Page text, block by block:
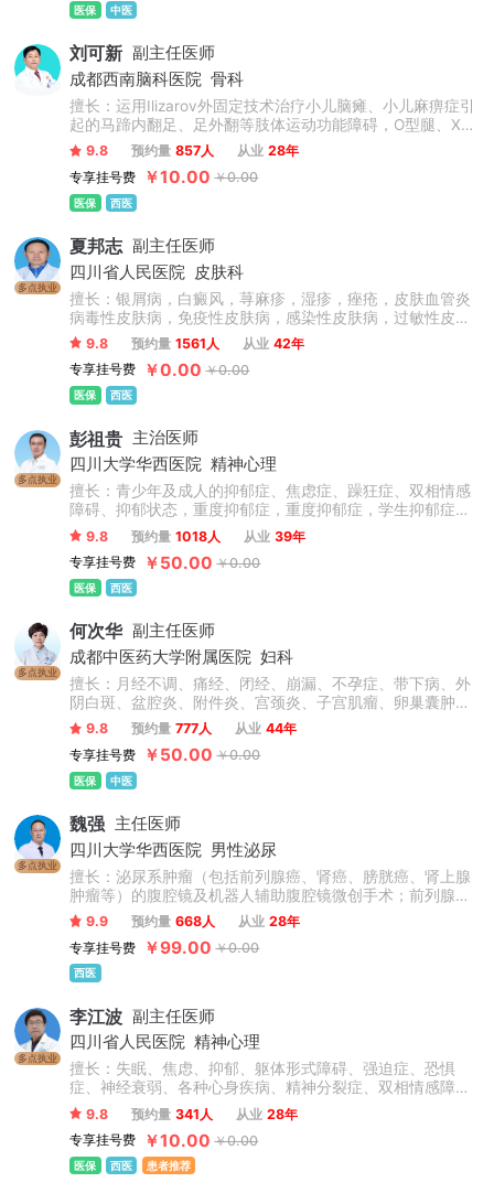
医保 中医
刘可新 副主任医师
成都西南脑科医院 骨科
擅长：运用Ilizarov外固定技术治疗小儿脑瘫、小儿麻痹症引
起的马蹄内翻足、足外翻等肢体运动功能障碍，O型腿、X型
腿、肢体不等长、骨不连接、髋关节脱位以及各类脑血管疾
病引起肢体偏瘫等肢体矫形手术。
9.8 预约量 857人 从业 28年
专享挂号费
￥10.00 ￥0.00
医保 西医
多点执业
夏邦志 副主任医师
四川省人民医院
皮肤科
擅长：银屑病，白癜风，荨麻疹，湿疹，痤疮，皮肤血管炎
病毒性皮肤病，免疫性皮肤病，感染性皮肤病，过敏性皮肤
病，皮肤美容等疾病的诊疗。
9.8 预约量 1561人 从业 42年
专享挂号费
￥0.00 ￥0.00
医保 西医
多点执业
彭祖贵 主治医师
四川大学华西医院 精神心理
擅长：青少年及成人的抑郁症、焦虑症、躁狂症、双相情感
障碍、抑郁状态，重度抑郁症，重度抑郁症，学生抑郁症，
青少年抑郁症，抑郁复发，心理障碍，儿童心理问题，青少
年心理问题，孩子厌学，考试焦虑，叛逆精神分裂症等精神
心理疾病的治疗。尤其擅长对精神分裂症急性期控制、维持
期治疗、康复指导预防复发及青少年心理障碍、创伤性应激
9.8 预约量 1018人 从业 39年
专享挂号费
￥50.00 ￥0.00
医保 西医
多点执业
何次华 副主任医师
成都中医药大学附属医院 妇科
擅长：月经不调、痛经、闭经、崩漏、不孕症、带下病、外
阴白斑、盆腔炎、附件炎、宫颈炎、子宫肌瘤、卵巢囊肿、
抑郁症、更年期综合征、内分泌失调、乳腺增生、面部色
斑、面部痤疮等多种妇科常见病、多发病及疑难杂症，且疗
效颇佳。
9.8 预约量 777人 从业 44年
专享挂号费
￥50.00 ￥0.00
医保 中医
多点执业
魏强 主任医师
四川大学华西医院
男性泌尿
擅长：泌尿系肿瘤（包括前列腺癌、肾癌、膀胱癌、肾上腺
肿瘤等）的腹腔镜及机器人辅助腹腔镜微创手术；前列腺增
生、膀胱肿瘤等的经尿道手术等。
9.9 预约量 668人 从业 28年
专享挂号费
￥99.00 ￥0.00
西医
多点执业
李江波 副主任医师
四川省人民医院 精神心理
擅长：失眠、焦虑、抑郁、躯体形式障碍、强迫症、恐惧
症、神经衰弱、各种心身疾病、精神分裂症、双相情感障碍
等精神心理疾病。擅长运用森田心理疗法治疗各种疑难心理
疾病。
9.8 预约量 341人 从业 28年
专享挂号费
￥10.00 ￥0.00
医保 西医 患者推荐